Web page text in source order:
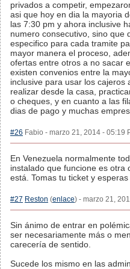
privados a competir,
asi que hoy en dia la mayoria
las 7:30 pm y ahora inclusive
numero consecutivo, sino que
especifico para cada tramite
mayor manera el proceso,
ofertas entre otros a no sacar
existen convenios entre la
inclusive para usar los
realizar desde la casa,
o cheques, y en cuanto a las
dias de pago y muchas
#26 Fabio - marzo 21, 2014 - 05:19
En Venezuela normalmente
instalado que funcione es otra
está. Tomas tu ticket y
#27 Reston (enlace) - marzo 21,
Sin ánimo de entrar en
ser necesariamente más o
carecería de sentido.
Sucede los mismo en las